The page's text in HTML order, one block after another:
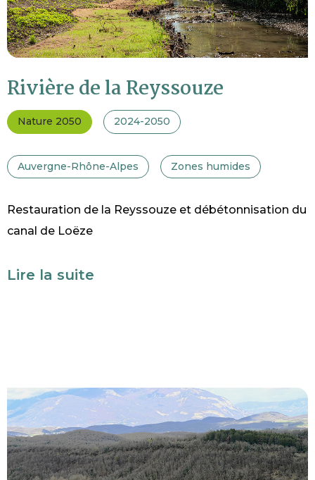
Rivière de la Reyssouze
Nature 2050 2024-2050
Auvergne-Rhône-Alpes Zones humides
Restauration de la Reyssouze et débétonnisation du
canal de Loëze
Lire la suite